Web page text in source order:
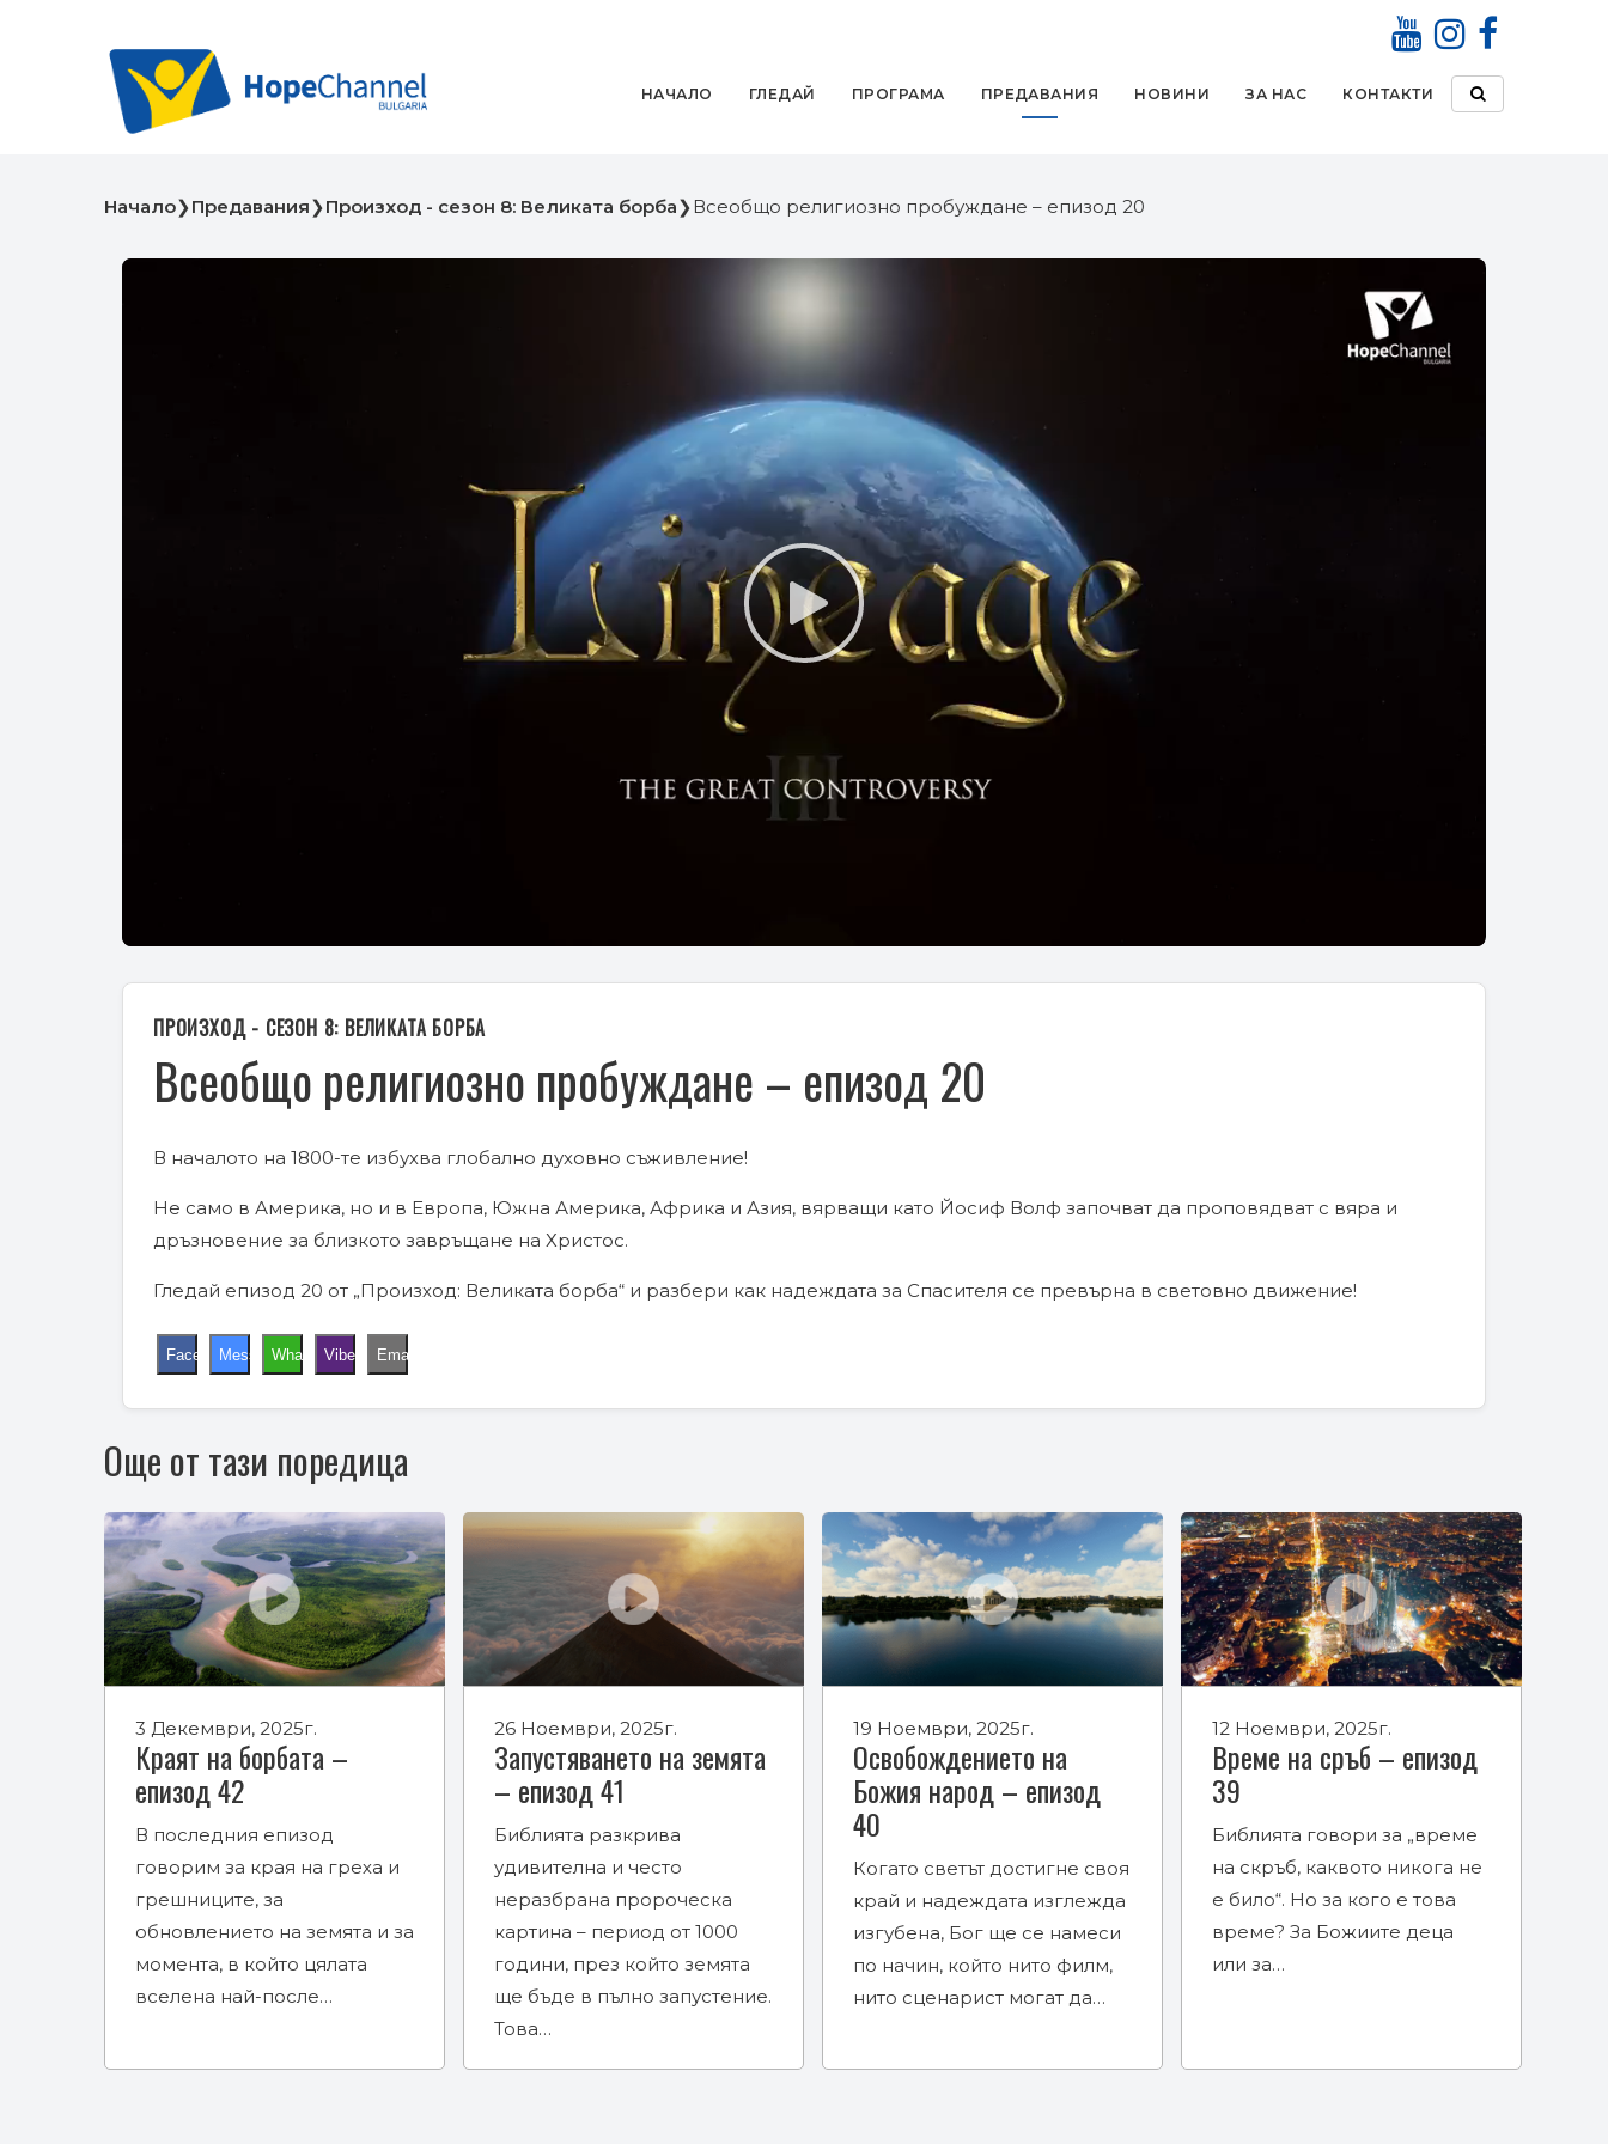
НАЧАЛО ГЛЕДАЙ ПРОГРАМА ПРЕДАВАНИЯ НОВИНИ ЗА НАС КОНТАКТИ
Начало❯Предавания❯Произход - сезон 8: Великата борба❯Всеобщо религиозно пробуждане – епизод 20
Play
ПРОИЗХОД - СЕЗОН 8: ВЕЛИКАТА БОРБА
Всеобщо религиозно пробуждане – епизод 20
В началото на 1800-те избухва глобално духовно съживление!
Не само в Америка, но и в Европа, Южна Америка, Африка и Азия, вярващи като Йосиф Волф започват да проповядват с вяра и
дръзновение за близкото завръщане на Христос.
Гледай епизод 20 от „Произход: Великата борба“ и разбери как надеждата за Спасителя се превърна в световно движение!
FacebookMessengerWhatsApp
Viber Email
Още от тази поредица
3 Декември, 2025г.
Краят на борбата –
епизод 42
В последния епизод
говорим за края на греха и
грешниците, за
обновлението на земята и за
момента, в който цялата
вселена най-после…
26 Ноември, 2025г.
Запустяването на земята
– епизод 41
Библията разкрива
удивителна и често
неразбрана пророческа
картина – период от 1000
години, през който земята
ще бъде в пълно запустение.
Това…
19 Ноември, 2025г.
Освобождението на
Божия народ – епизод
40
Когато светът достигне своя
край и надеждата изглежда
изгубена, Бог ще се намеси
по начин, който нито филм,
нито сценарист могат да…
12 Ноември, 2025г.
Време на сръб – епизод
39
Библията говори за „време
на скръб, каквото никога не
е било“. Но за кого е това
време? За Божиите деца
или за…